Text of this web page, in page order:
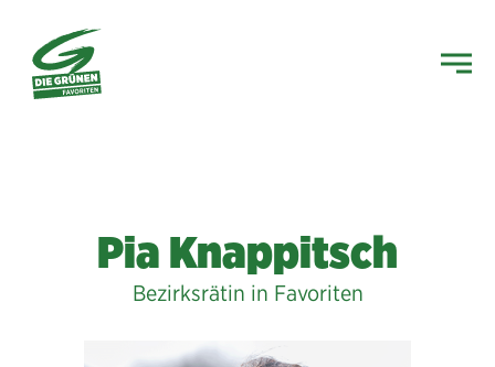
Pia Knappitsch
Bezirksrätin in Favoriten